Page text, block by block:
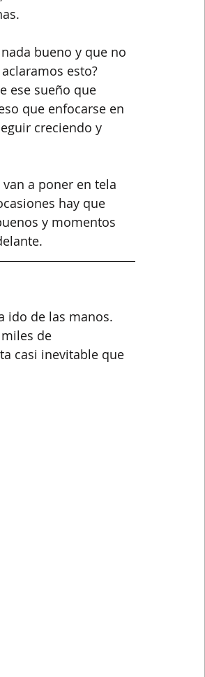
bueno y que no
esto?
ese sueño que
que enfocarse en
creciendo y
a poner en tela
hay que
y momentos
ido de las manos.
de
casi inevitable que